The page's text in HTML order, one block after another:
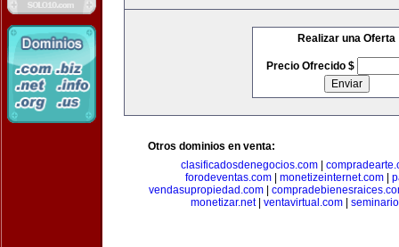
Realizar una Oferta
Precio Ofrecido $
Otros dominios en venta:
clasificadosdenegocios.com|
forodeventas.com| monetizeinternet.com|
vendasupropiedad.com
monetizar.net| ventavirtual.com